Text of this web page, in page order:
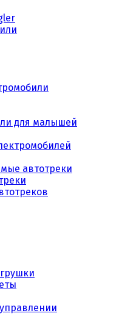
для малышей
автотреки